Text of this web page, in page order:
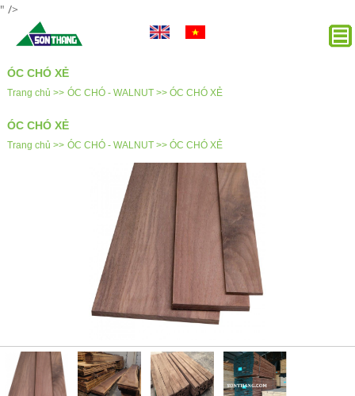
" />
ÓC CHÓ XẺ
Trang chủ >> ÓC CHÓ - WALNUT >> ÓC CHÓ XẺ
ÓC CHÓ XẺ
Trang chủ >> ÓC CHÓ - WALNUT >> ÓC CHÓ XẺ